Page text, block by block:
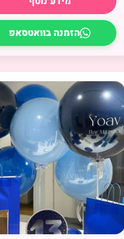
הזמנה בוואטסאפ